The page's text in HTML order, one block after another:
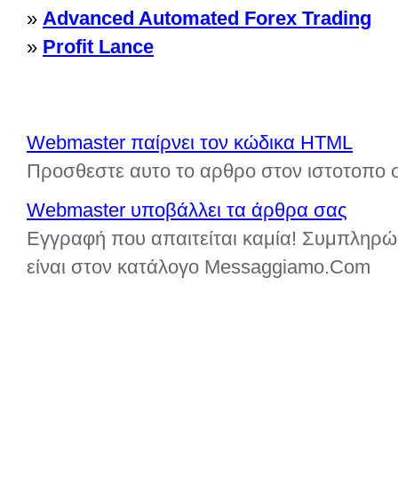
» Advanced Automated Forex Trading
» Profit Lance
Webmaster παίρνει τον κώδικα HTML
Προσθεστε αυτο το αρθρο στον ιστοτοπο
Webmaster υποβάλλει τα άρθρα σας
Εγγραφή που απαιτείται καμία!
είναι στον κατάλογο Messaggiamo.Com